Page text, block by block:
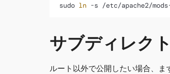
sudo ln
サブディレク
ルート以外で公開したい場合、ま